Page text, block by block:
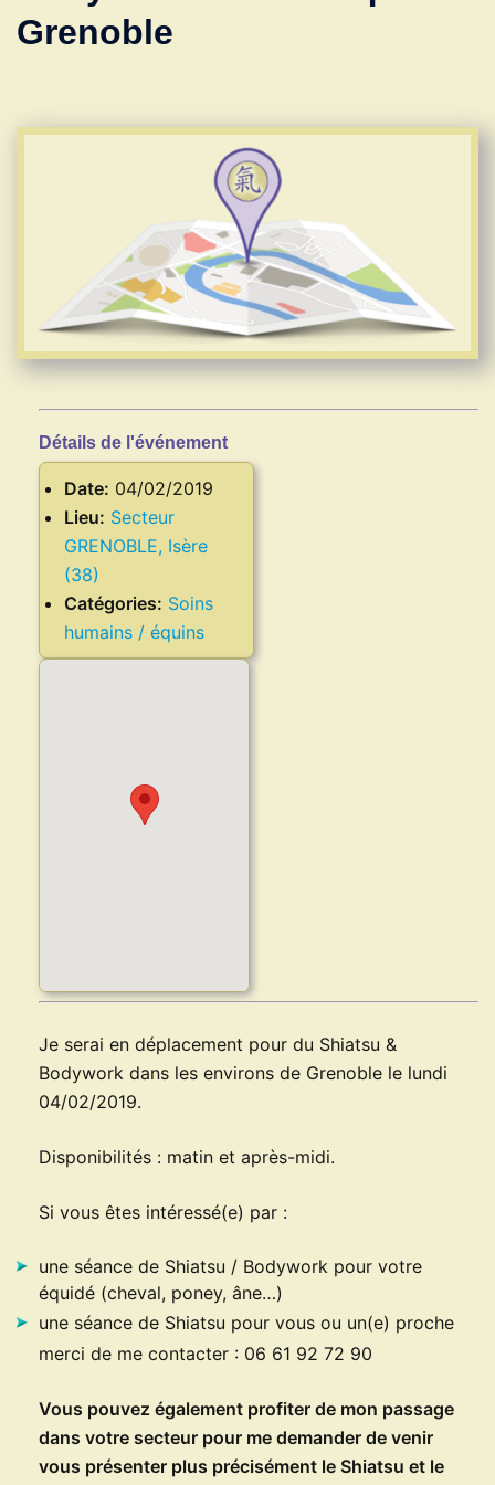
Grenoble
Détails de l'événement
Date: 04/02/2019
Lieu: Secteur
GRENOBLE, Isère
(38)
Catégories: Soins
humains / équins
Je serai en déplacement pour du Shiatsu &
Bodywork dans les environs de Grenoble le lundi
04/02/2019.
Disponibilités : matin et après-midi.
Si vous êtes intéressé(e) par :
une séance de Shiatsu / Bodywork pour votre
équidé (cheval, poney, âne…)
une séance de Shiatsu pour vous ou un(e) proche
merci de me contacter : 06 61 92 72 90
Vous pouvez également profiter de mon passage
dans votre secteur pour me demander de venir
vous présenter plus précisément le Shiatsu et le